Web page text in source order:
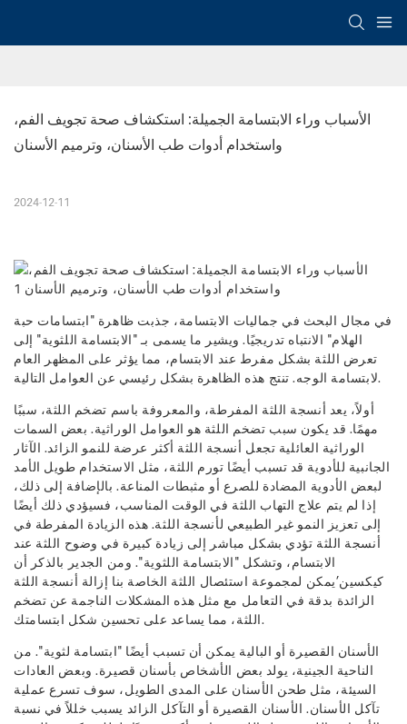
الأسباب وراء الابتسامة الجميلة: استكشاف صحة تجويف الفم،
واستخدام أدوات طب الأسنان، وترميم الأسنان
2024-12-11
في مجال البحث في جماليات الابتسامة، جذبت ظاهرة "ابتسامات حبة
الهلام" الانتباه تدريجيًا. ويشير ما يسمى بـ "الابتسامة اللثوية" إلى
تعرض اللثة بشكل مفرط عند الابتسام، مما يؤثر على المظهر العام
لابتسامة الوجه. تنتج هذه الظاهرة بشكل رئيسي عن العوامل التالية.
أولاً، يعد أنسجة اللثة المفرطة، والمعروفة باسم تضخم اللثة، سببًا
مهمًا. قد يكون سبب تضخم اللثة هو العوامل الوراثية. بعض السمات
الوراثية العائلية تجعل أنسجة اللثة أكثر عرضة للنمو الزائد. الآثار
الجانبية للأدوية قد تسبب أيضًا تورم اللثة، مثل الاستخدام طويل الأمد
لبعض الأدوية المضادة للصرع أو مثبطات المناعة. بالإضافة إلى ذلك،
إذا لم يتم علاج التهاب اللثة في الوقت المناسب، فسيؤدي ذلك أيضًا
إلى تعزيز النمو غير الطبيعي لأنسجة اللثة. هذه الزيادة المفرطة في
أنسجة اللثة تؤدي بشكل مباشر إلى زيادة كبيرة في وضوح اللثة عند
الابتسام، وتشكل "الابتسامة اللثوية". ومن الجدير بالذكر أن
كيكسين’يمكن لمجموعة استئصال اللثة الخاصة بنا إزالة أنسجة اللثة
الزائدة بدقة في التعامل مع مثل هذه المشكلات الناجمة عن تضخم
اللثة، مما يساعد على تحسين شكل ابتسامتك.
الأسنان القصيرة أو البالية يمكن أن تسبب أيضًا "ابتسامة لثوية". من
الناحية الجينية، يولد بعض الأشخاص بأسنان قصيرة. وبعض العادات
السيئة، مثل طحن الأسنان على المدى الطويل، سوف تسرع عملية
تآكل الأسنان. الأسنان القصيرة أو التآكل الزائد يسبب خللاً في نسبة